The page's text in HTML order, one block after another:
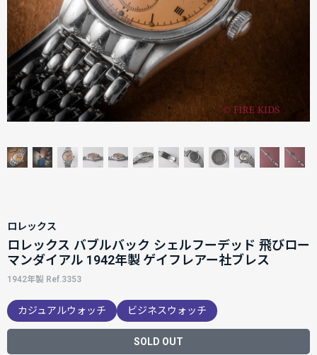
ロレックス
ロレックス バブルバック シェルフーデッド 飛びロー
マンダイアル 1942年製 ゲイフレアー社ブレス
1942年製 Ref.3353
カジュアルウォッチ ビジネスウォッチ
SOLD OUT